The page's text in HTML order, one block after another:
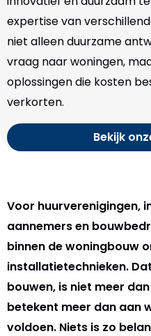
expertise van
niet alleen duurzame
vraag naar woningen,
oplossingen die kosten
verkorten.
Bekijk
Voor huurverenigingen,
aannemers en
binnen de woningbouw
installatietechnieken.
bouwen, is niet meer
betekent meer dan aan
voldoen. Niets is zo